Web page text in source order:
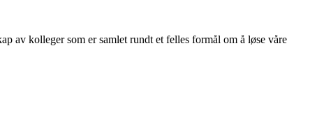
av kolleger som er samlet rundt et felles formål om å løse våre